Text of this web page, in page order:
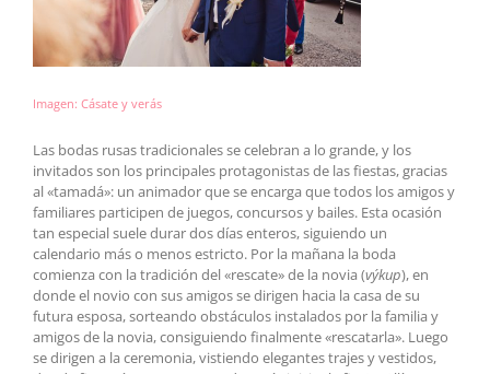
Imagen: Cásate y verás
Las bodas rusas tradicionales se celebran a lo grande, y los
invitados son los principales protagonistas de las fiestas, gracias
al «tamadá»: un animador que se encarga que todos los amigos y
familiares participen de juegos, concursos y bailes. Esta ocasión
tan especial suele durar dos días enteros, siguiendo un
calendario más o menos estricto. Por la mañana la boda
comienza con la tradición del «rescate» de la novia (výkup), en
donde el novio con sus amigos se dirigen hacia la casa de su
futura esposa, sorteando obstáculos instalados por la familia y
amigos de la novia, consiguiendo finalmente «rescatarla». Luego
se dirigen a la ceremonia, vistiendo elegantes trajes y vestidos,